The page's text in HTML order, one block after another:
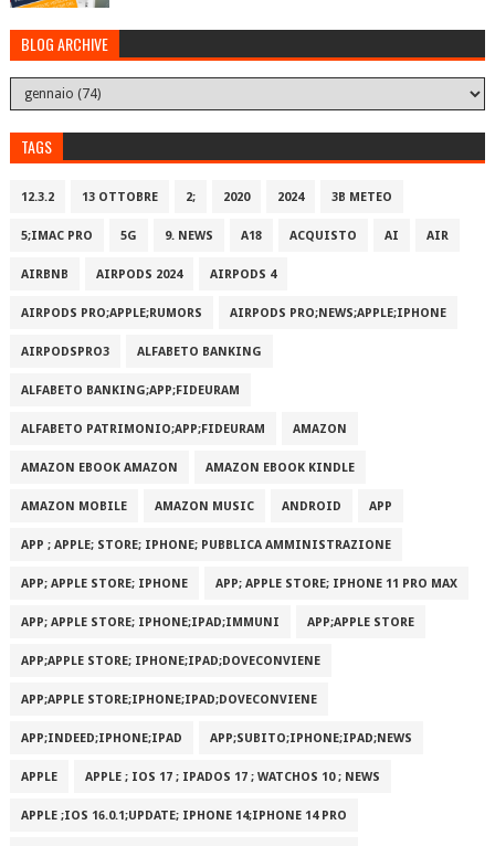
BLOG ARCHIVE
TAGS
12.3.2 13 OTTOBRE 2; 2020 2024 3B METEO
5;IMAC PRO 5G 9. NEWS A18 ACQUISTO AI AIR
AIRBNB AIRPODS 2024 AIRPODS 4
AIRPODS PRO;APPLE;RUMORS AIRPODS PRO;NEWS;APPLE;IPHONE
AIRPODSPRO3 ALFABETO BANKING
ALFABETO BANKING;APP;FIDEURAM
ALFABETO PATRIMONI‪O‬;APP;FIDEURAM AMAZON
AMAZON EBOOK AMAZON AMAZON EBOOK KINDLE
AMAZON MOBILE AMAZON MUSIC ANDROID APP
APP ; APPLE; STORE; IPHONE; PUBBLICA AMMINISTRAZIONE
APP; APPLE STORE; IPHONE APP; APPLE STORE; IPHONE 11 PRO MAX
APP; APPLE STORE; IPHONE;IPAD;IMMUNI APP;APPLE STORE
APP;APPLE STORE; IPHONE;IPAD;DOVECONVIENE
APP;APPLE STORE;IPHONE;IPAD;DOVECONVIENE
APP;INDEED;IPHONE;IPAD APP;SUBITO;IPHONE;IPAD;NEWS
APPLE APPLE ; IOS 17 ; IPADOS 17 ; WATCHOS 10 ; NEWS
APPLE ;IOS 16.0.1;UPDATE; IPHONE 14;IPHONE 14 PRO